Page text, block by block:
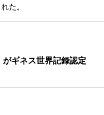
た。
ギネス世界記録認定